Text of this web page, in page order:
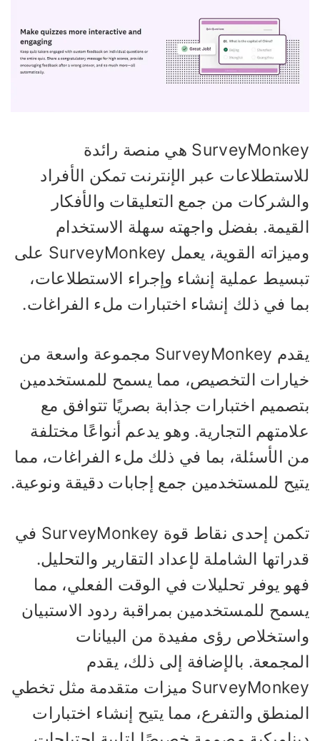
SurveyMonkey هي منصة رائدة
عبر الإنترنت تمكن الأفراد
من جمع التعليقات والأفكار
بفضل واجهته سهلة الاستخدام
وميزاته القوية، يعمل SurveyMonkey على
عملية إنشاء وإجراء الاستطلاعات،
في ذلك إنشاء اختبارات ملء الفراغات.
يقدم SurveyMonkey مجموعة واسعة من
التخصيص، مما يسمح للمستخدمين
اختبارات جذابة بصريًا تتوافق مع
التجارية. وهو يدعم أنواعًا مختلفة
الأسئلة، بما في ذلك ملء الفراغات، مما
للمستخدمين جمع إجابات دقيقة ونوعية.
تكمن إحدى نقاط قوة SurveyMonkey في
الشاملة لإعداد التقارير والتحليل.
يوفر تحليلات في الوقت الفعلي، مما
للمستخدمين بمراقبة ردود الاستبيان
رؤى مفيدة من البيانات
بالإضافة إلى ذلك، يقدم
SurveyMonkey ميزات متقدمة مثل تخطي
والتفرع، مما يتيح إنشاء اختبارات